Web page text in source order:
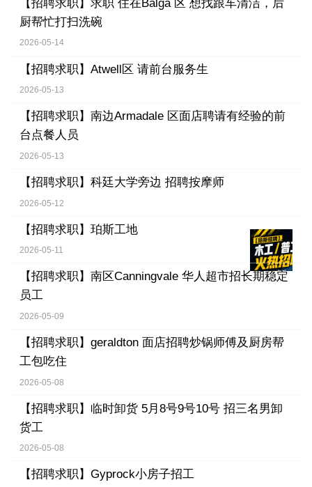
【招聘求职】 求职 住在Balga 区 想找跟车清洁，后
厨帮忙打扫洗碗
2026-05-14
【招聘求职】 Atwell区 请前台服务生
2026-05-13
【招聘求职】 南边Armadale 区面店聘请有经验的前
台点餐人员
2026-05-13
【招聘求职】 科廷大学旁边 招聘按摩师
2026-05-12
【招聘求职】 珀斯工地
2026-05-11
【招聘求职】 南区Canningvale 华人超市招长期稳定
员工
2026-05-09
【招聘求职】 geraldton 面店招聘炒锅师傅及厨房帮
工包吃住
2026-05-08
【招聘求职】 临时卸货 5月8号9号10号 招三名男卸
货工
2026-05-08
【招聘求职】 Gyprock小房子招工